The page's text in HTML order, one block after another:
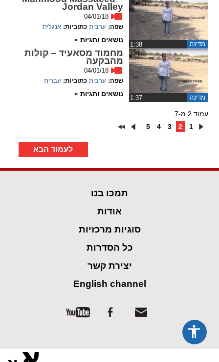
מדינה
Jordan Valley
04/01/18
שפה: ערבית כתוביות: אנגלית
נושאים ותגיות »
מדינה
מחמוד מסאעיד – קולות
מהבקעה
04/01/18
שפה: ערבית כתוביות: עברית
נושאים ותגיות »
עמוד 2 מ-7
1
2
3
4
5
לעמוד הבא
תמכו בנו
אודות
סוגיות מרכזיות
כל הסדרות
יצירת קשר
English channel